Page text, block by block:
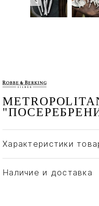
Характеристики
Бренд
Страна производителя
Наличие и доставка